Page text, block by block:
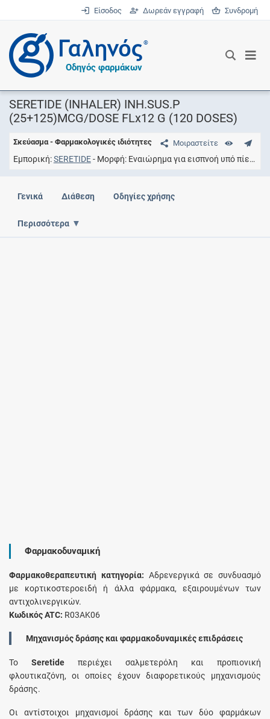
Είσοδος Δωρεάν εγγραφή Συνδρομή
®
Οδηγός φαρμάκων
SERETIDE (INHALER) INH.SUS.P
(25+125)MCG/DOSE FLx12 G (120 DOSES)
Μοιραστείτε
Σκεύασμα - Φαρμακολογικές ιδιότητες
Εμπορική SERETIDE Μορφή Εναιώρημα για εισπνοή υπό πίεση
Γενικά Διάθεση Οδηγίες χρήσης
Περισσότερα
Φαρμακοδυναμική
Φαρμακοθεραπευτική κατηγορία: Αδρενεργικά σε συνδυασμό
με κορτικοστεροειδή ή άλλα φάρμακα, εξαιρουμένων των
αντιχολινεργικών.
Κωδικός ATC: R03AK06
Μηχανισμός δράσης και φαρμακοδυναμικές επιδράσεις
ΤοSeretide περιέχει σαλμετερόλη και προπιονική
φλουτικαζόνη, οι οποίες έχουν διαφορετικούς μηχανισμούς
δράσης.
Οι αντίστοιχοι μηχανισμοί δράσης και των δύο φαρμάκων